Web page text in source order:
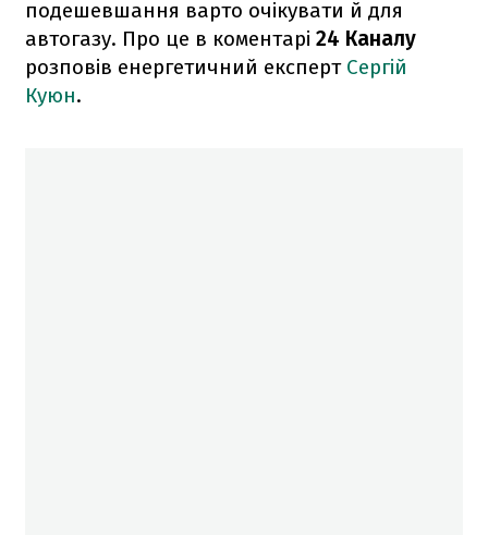
подешевшання варто очікувати й для
автогазу. Про це в коментарі 24 Каналу
розповів енергетичний експерт Сергій
Куюн.